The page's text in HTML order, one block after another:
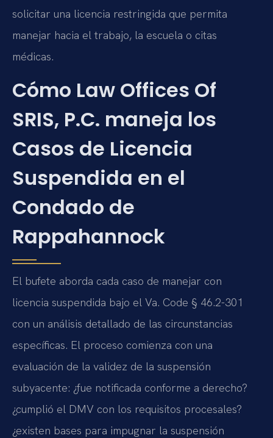
solicitar una licencia restringida que permita
manejar hacia el trabajo, la escuela o citas
médicas.
Cómo Law Offices Of
SRIS, P.C. maneja los
Casos de Licencia
Suspendida en el
Condado de
Rappahannock
El bufete aborda cada caso de manejar con
licencia suspendida bajo el Va. Code § 46.2-301
con un análisis detallado de las circunstancias
específicas. El proceso comienza con una
evaluación de la validez de la suspensión
subyacente: ¿fue notificada conforme a derecho?
¿cumplió el DMV con los requisitos procesales?
¿existen bases para impugnar la suspensión